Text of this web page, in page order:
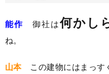
能作 御社は何かし
ね。
山本この建物にはまっす